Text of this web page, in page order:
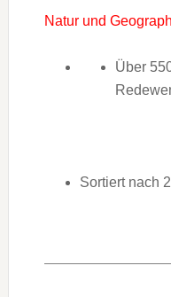
Natur und
Über
Sortiert nach